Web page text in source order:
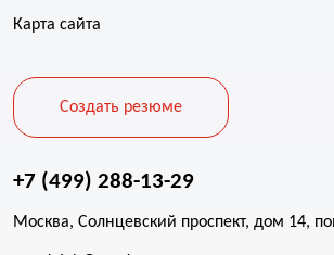
Карта сайта
Создать резюме
+7 (499) 288-13-29
Москва, Солнцевский проспект, дом 14,